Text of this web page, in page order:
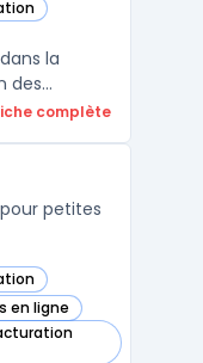
la
des
complète
petites
en ligne